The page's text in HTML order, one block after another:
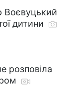
дитини
розповіла